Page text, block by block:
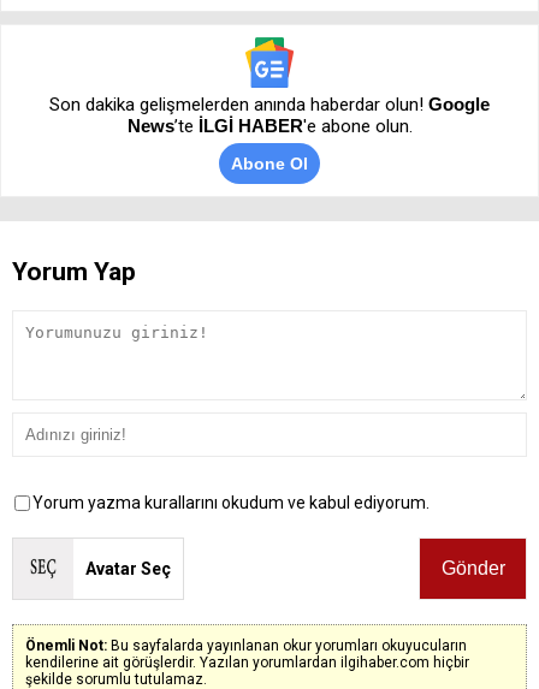
Son dakika gelişmelerden anında haberdar olun! Google
News’te İLGİ HABER'e abone olun.
Abone Ol
Yorum Yap
Yorum yazma kurallarını okudum ve kabul ediyorum.
Avatar Seç
Önemli Not: Bu sayfalarda yayınlanan okur yorumları okuyucuların
kendilerine ait görüşlerdir. Yazılan yorumlardan ilgihaber.com hiçbir
şekilde sorumlu tutulamaz.